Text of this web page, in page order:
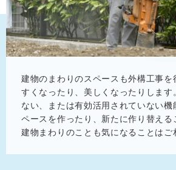
建物のまわりのスペースも外構工事を
すくなったり、美しくなったりします
ない、または有効活用されていない機
ペースを作ったり、新たに作り替える
建物まわりのことも気になることはご